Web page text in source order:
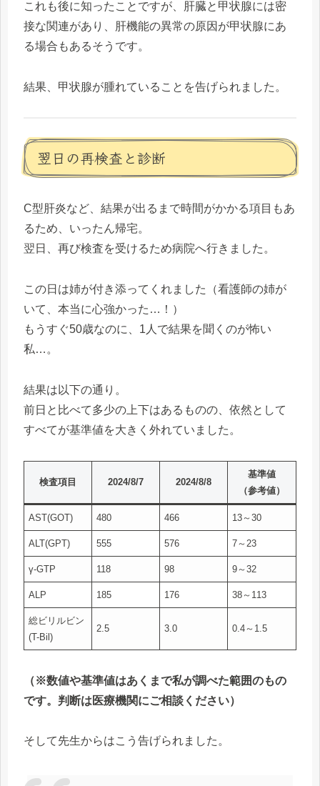
これも後に知ったことですが、肝臓と甲状腺には密
接な関連があり、肝機能の異常の原因が甲状腺にあ
る場合もあるそうです。
結果、甲状腺が腫れていることを告げられました。
翌日の再検査と診断
C型肝炎など、結果が出るまで時間がかかる項目もあ
るため、いったん帰宅。
翌日、再び検査を受けるため病院へ行きました。
この日は姉が付き添ってくれました（看護師の姉が
いて、本当に心強かった…！）
もうすぐ50歳なのに、1人で結果を聞くのが怖い
私…。
結果は以下の通り。
前日と比べて多少の上下はあるものの、依然として
すべてが基準値を大きく外れていました。
検査項目 2024/8/7 2024/8/8
基準値
（参考値）
AST(GOT) 480 466 13～30
ALT(GPT) 555 576 7～23
γ-GTP 118 98 9～32
ALP 185 176 38～113
総ビリルビン
(T-Bil)
2.5 3.0 0.4～1.5
（※数値や基準値はあくまで私が調べた範囲のもの
です。判断は医療機関にご相談ください）
そして先生からはこう告げられました。